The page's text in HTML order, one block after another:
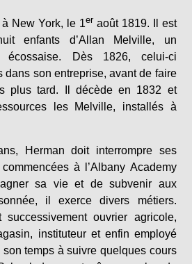
New York, le 1er août 1819. Il est
enfants d’Allan Melville, un
écossaise. Dès 1826, celui-ci
dans son entreprise, avant de faire
plus tard. Il décède en 1832 et
les Melville, installés à
Herman doit interrompre ses
à l’Albany Academy
sa vie et de subvenir aux
il exerce divers métiers.
ouvrier agricole,
instituteur et enfin employé
temps à suivre quelques cours